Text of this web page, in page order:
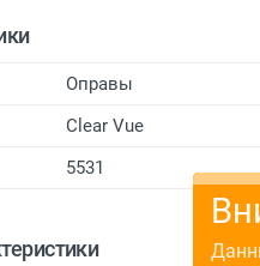
Оправы
Clear Vue
5531